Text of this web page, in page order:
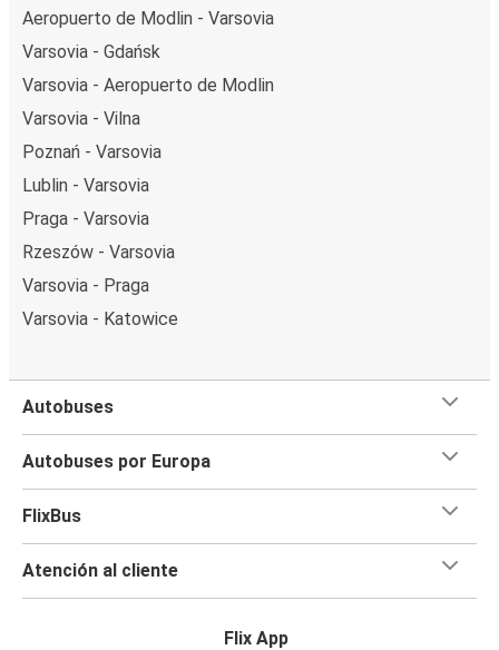
Aeropuerto de Modlin - Varsovia
Varsovia - Gdańsk
Varsovia - Aeropuerto de Modlin
Varsovia - Vilna
Poznań - Varsovia
Lublin - Varsovia
Praga - Varsovia
Rzeszów - Varsovia
Varsovia - Praga
Varsovia - Katowice
Autobuses
Autobuses por Europa
FlixBus
Atención al cliente
Flix App